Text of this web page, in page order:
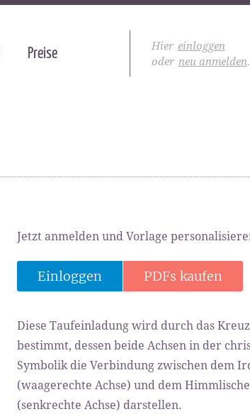
Hier einloggen
oder neu anmelden.
Preise
Jetzt anmelden und Vorlage
Einloggen PDFs kaufen
Diese Taufeinladung wird durch das Kreuz
bestimmt, dessen beide Achsen in der
Symbolik die Verbindung zwischen dem
(waagerechte Achse) und dem
(senkrechte Achse) darstellen.